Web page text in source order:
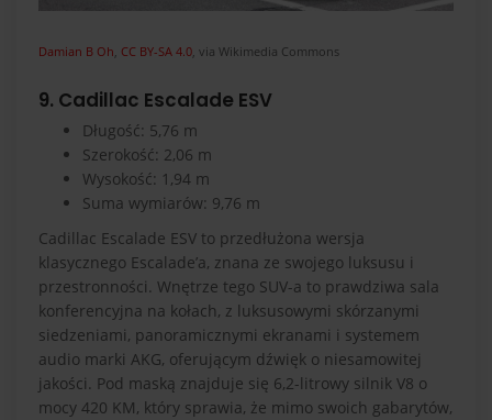
Damian B Oh CC BY-SA 4.0 , via Wikimedia Commons
9. Cadillac Escalade ESV
Długość: 5,76 m
Szerokość: 2,06 m
Wysokość: 1,94 m
Suma wymiarów: 9,76 m
Cadillac Escalade ESV to przedłużona wersja
klasycznego Escalade’a, znana ze swojego luksusu i
przestronności. Wnętrze tego SUV-a to prawdziwa sala
konferencyjna na kołach, z luksusowymi skórzanymi
siedzeniami, panoramicznymi ekranami i systemem
audio marki AKG, oferującym dźwięk o niesamowitej
jakości. Pod maską znajduje się 6,2-litrowy silnik V8 o
mocy 420 KM, który sprawia, że mimo swoich gabarytów,